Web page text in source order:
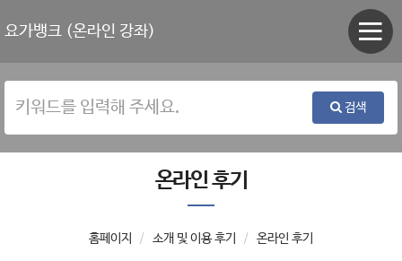
요가뱅크 (온라인 강좌)
검색
온라인 후기
홈페이지 소개 및 이용 후기 온라인 후기